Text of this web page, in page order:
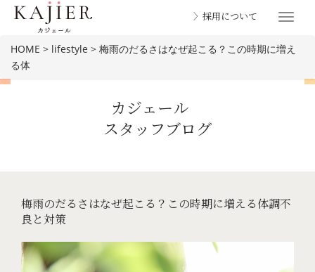
Toggle
〉採用について
HOME > lifestyle > 梅雨のだるさはなぜ起こる？この時期に増え
る体
カジェール
スタッフブログ
梅雨のだるさはなぜ起こる？この時期に増える体調不
良と対策